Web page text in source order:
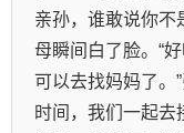
亲孙，谁敢说你不
母瞬间白了脸。“
可以去找妈妈了。
时间，我们一起去